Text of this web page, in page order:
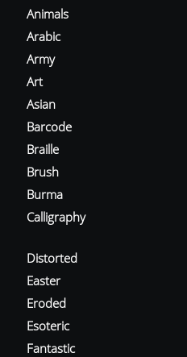
Animals
Arabic
Army
Art
Asian
Barcode
Braille
Brush
Burma
Calligraphy
Distorted
Easter
Eroded
Esoteric
Fantastic